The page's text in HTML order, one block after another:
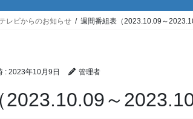
レビからのお知らせ 週間番組表（2023.10.09～
: 2023年10月9日 管理者
～